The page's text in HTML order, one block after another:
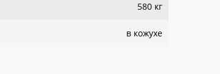
580 кг
в кожухе